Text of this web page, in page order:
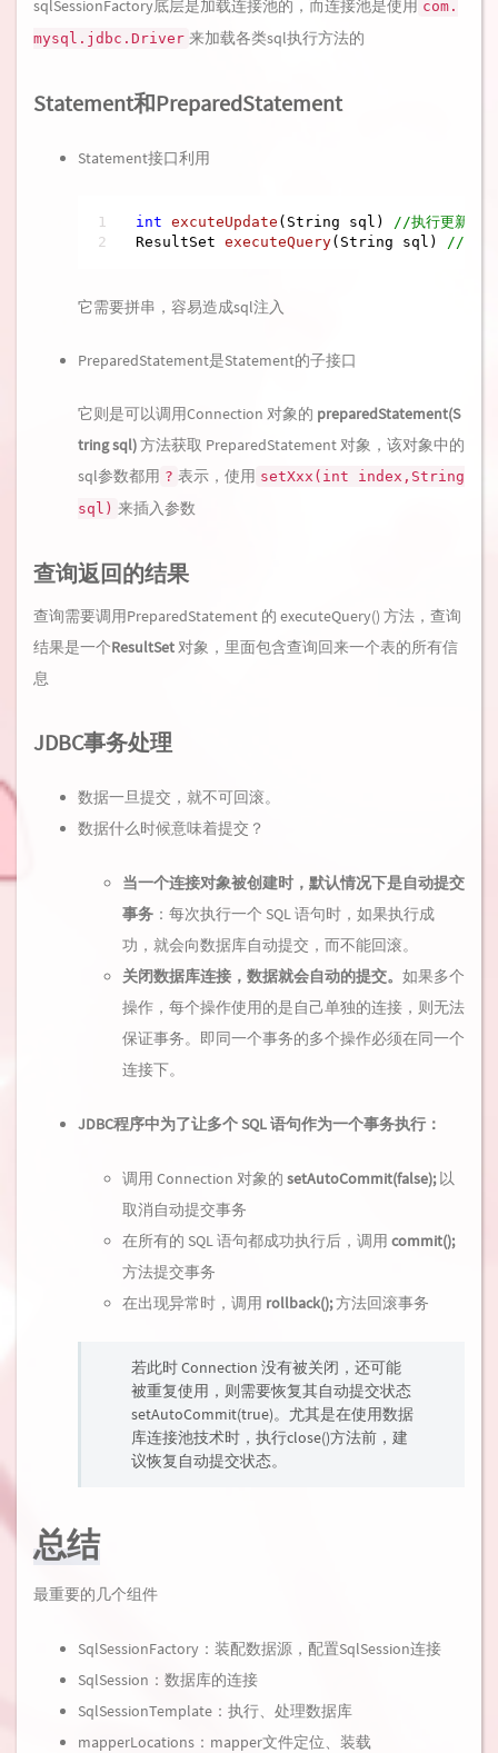
sqlSessionFactory底层是加载连接池的，而连接池是使用 com.
mysql.jdbc.Driver 来加载各类sql执行方法的
Statement和PreparedStatement
Statement接口利用
int excuteUpdate (String sql)
//执行更新操作
ResultSet executeQuery(String sql) //执行
它需要拼串，容易造成sql注入
PreparedStatement是Statement的子接口
它则是可以调用Connection 对象的 preparedStatement(S
tring sql)方法获取 PreparedStatement 对象，该对象中的
sql参数都用 ? 表示，使用 setXxx(int index,String
sql) 来插入参数
查询返回的结果
查询需要调用PreparedStatement 的 executeQuery() 方法，查询
结果是一个ResultSet 对象，里面包含查询回来一个表的所有信
息
JDBC事务处理
数据一旦提交，就不可回滚。
数据什么时候意味着提交？
当一个连接对象被创建时，默认情况下是自动提交
事务 ：每次执行一个 SQL 语句时，如果执行成
功，就会向数据库自动提交，而不能回滚。
关闭数据库连接，数据就会自动的提交。 如果多个
操作，每个操作使用的是自己单独的连接，则无法
保证事务。即同一个事务的多个操作必须在同一个
连接下。
JDBC程序中为了让多个 SQL 语句作为一个事务执行：
调用 Connection 对象的 setAutoCommit(false);以
取消自动提交事务
在所有的 SQL 语句都成功执行后，调用 commit();
方法提交事务
在出现异常时，调用 rollback();方法回滚事务
若此时 Connection 没有被关闭，还可能
被重复使用，则需要恢复其自动提交状态
setAutoCommit(true)。尤其是在使用数据
库连接池技术时，执行close()方法前，建
议恢复自动提交状态。
总结
最重要的几个组件
SqlSessionFactory：装配数据源，配置SqlSession连接
SqlSession：数据库的连接
SqlSessionTemplate：执行、处理数据库
mapperLocations：mapper文件定位、装载